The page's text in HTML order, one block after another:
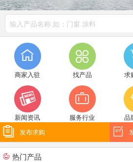

商家入驻

找产品 求

新闻资讯

服务行业 品
 发布求购 
 热门产品